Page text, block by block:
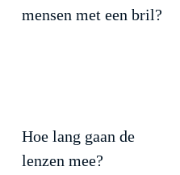
mensen met een bril?
Hoe lang gaan de
lenzen mee?